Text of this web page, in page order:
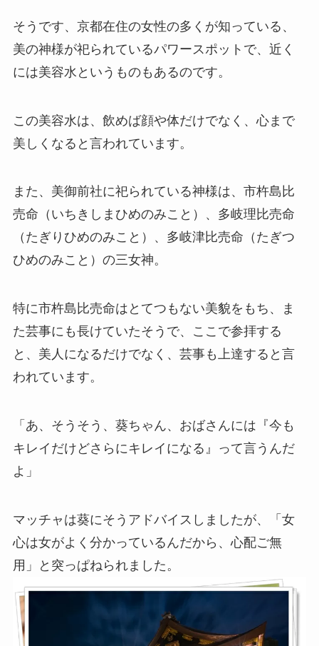
そうです、京都在住の女性の多くが知っている、
美の神様が祀られているパワースポットで、近く
には美容水というものもあるのです。
この美容水は、飲めば顔や体だけでなく、心まで
美しくなると言われています。
また、美御前社に祀られている神様は、市杵島比
売命（いちきしまひめのみこと）、多岐理比売命
（たぎりひめのみこと）、多岐津比売命（たぎつ
ひめのみこと）の三女神。
特に市杵島比売命はとてつもない美貌をもち、ま
た芸事にも長けていたそうで、ここで参拝する
と、美人になるだけでなく、芸事も上達すると言
われています。
「あ、そうそう、葵ちゃん、おばさんには『今も
キレイだけどさらにキレイになる』って言うんだ
よ」
マッチャは葵にそうアドバイスしましたが、「女
心は女がよく分かっているんだから、心配ご無
用」と突っぱねられました。